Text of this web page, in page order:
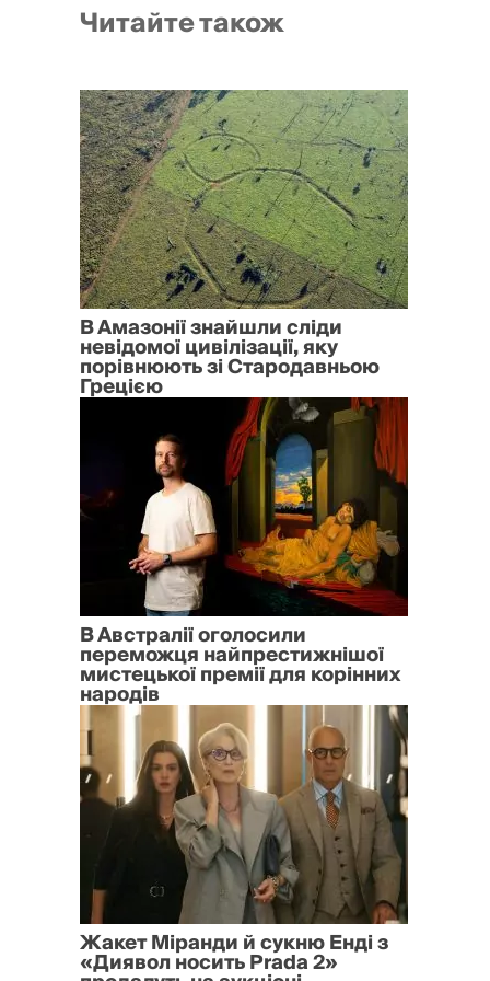
Читайте також
В Амазонії знайшли сліди
невідомої цивілізації, яку
порівнюють зі Стародавньою
Грецією
В Австралії оголосили
переможця найпрестижнішої
мистецької премії для корінних
народів
Жакет Міранди й сукню Енді з
«Диявол носить Prada 2»